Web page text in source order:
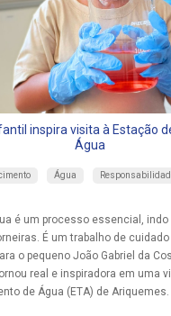
inspira visita à Estação
Água
Água
é um processo essencial,
É um trabalho de
o pequeno João Gabriel da
real e inspiradora em uma
de Água (ETA) de Ariquemes.